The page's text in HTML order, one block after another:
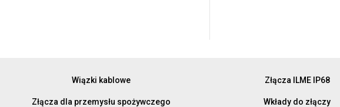
Wiązki kablowe
Złącza dla przemysłu spożywczego
Złącza ILME IP68
Wkłady do złączy